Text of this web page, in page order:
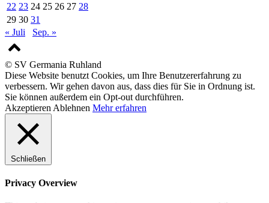
22 23 24 25 26 27 28
29 30 31
« Juli
Sep. »
© SV Germania Ruhland
Diese Website benutzt Cookies, um Ihre Benutzererfahrung zu
verbessern. Wir gehen davon aus, dass dies für Sie in Ordnung ist.
Sie können außerdem ein Opt-out durchführen.
Akzeptieren Ablehnen Mehr erfahren
Schließen
Privacy Overview